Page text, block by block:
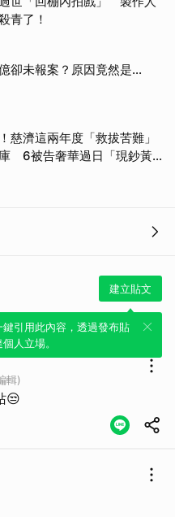
青了！
卻未報案？原因竟然是...
慈濟這兩年度「救拔苦難」
6被告奢華過日「現鈔黃
建立貼文
引用此內容，透過發布貼
人立場。
輯)
😒